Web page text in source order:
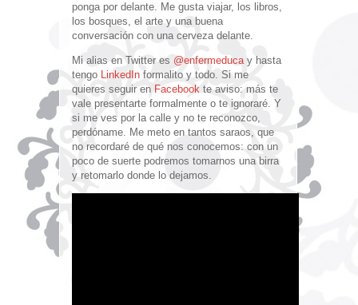
ponga por delante. Me gusta viajar, los libros,
los bosques, el arte y una buena
conversación con una cerveza delante.
Mi alias en Twitter es @enfermeducay hasta
tengo LinkedIn formalito y todo. Si me
quieres seguir en Facebook te aviso: más te
vale presentarte formalmente o te ignoraré. Y
si me ves por la calle y no te reconozco,
perdóname. Me meto en tantos saraos, que
no recordaré de qué nos conocemos: con un
poco de suerte podremos tomarnos una birra
y retomarlo donde lo dejamos.